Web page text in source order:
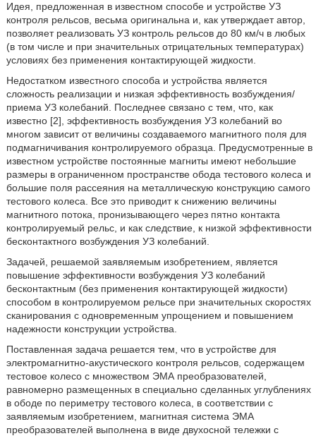
Идея, предложенная в известном способе и устройстве УЗ
контроля рельсов, весьма оригинальна и, как утверждает автор,
позволяет реализовать УЗ контроль рельсов до 80 км/ч в любых
(в том числе и при значительных отрицательных температурах)
условиях без применения контактирующей жидкости.
Недостатком известного способа и устройства является
сложность реализации и низкая эффективность возбуждения/
приема УЗ колебаний. Последнее связано с тем, что, как
известно [2], эффективность возбуждения УЗ колебаний во
многом зависит от величины создаваемого магнитного поля для
подмагничивания контролируемого образца. Предусмотренные в
известном устройстве постоянные магниты имеют небольшие
размеры в ограниченном пространстве обода тестового колеса и
большие поля рассеяния на металлическую конструкцию самого
тестового колеса. Все это приводит к снижению величины
магнитного потока, пронизывающего через пятно контакта
контролируемый рельс, и как следствие, к низкой эффективности
бесконтактного возбуждения УЗ колебаний.
Задачей, решаемой заявляемым изобретением, является
повышение эффективности возбуждения УЗ колебаний
бесконтактным (без применения контактирующей жидкости)
способом в контролируемом рельсе при значительных скоростях
сканирования с одновременным упрощением и повышением
надежности конструкции устройства.
Поставленная задача решается тем, что в устройстве для
электромагнитно-акустического контроля рельсов, содержащем
тестовое колесо с множеством ЭМА преобразователей,
равномерно размещенных в специально сделанных углублениях
в ободе по периметру тестового колеса, в соответствии с
заявляемым изобретением, магнитная система ЭМА
преобразователей выполнена в виде двухосной тележки с